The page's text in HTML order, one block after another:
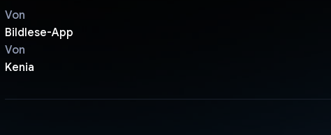
Von
Bildlese-App
Von
Kenia